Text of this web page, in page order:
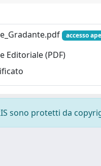
accesso
Editoriale (PDF)
sono protetti da